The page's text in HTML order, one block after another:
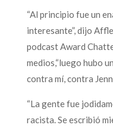
“Al principio fue un
interesante”, dijo
podcast Award
medios,“luego hubo
contra mí, contra
“La gente fue
racista. Se escribió